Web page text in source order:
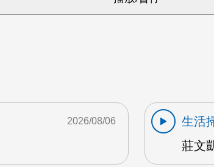
2026/08/06
生活
莊文